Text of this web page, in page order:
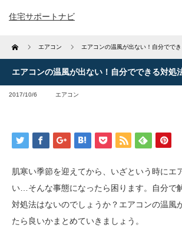
住宅サポートナビ
Home エアコン エアコンの温風が出ない！自分でで
エアコンの温風が出ない！自分でできる対処
2017/10/6 エアコン
肌寒い季節を迎えてから、いざという時にエ
い…そんな事態になったら困ります。自分で
対処法はないのでしょうか？エアコンの温風
たら良いかまとめていきましょう。